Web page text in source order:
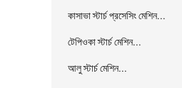
কাসাভা স্টার্চ প্রসেসিং মেশিন...
টেপিওকা স্টার্চ মেশিন...
আলু স্টার্চ মেশিন...